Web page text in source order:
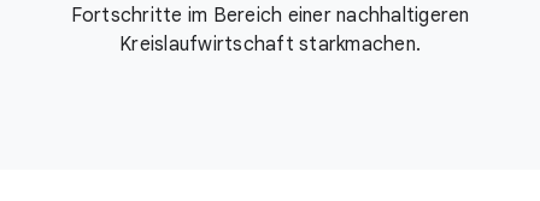
Fortschritte im Bereich einer nachhaltigeren
Kreislaufwirtschaft starkmachen.